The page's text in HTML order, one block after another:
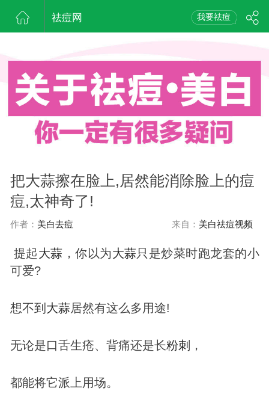
祛痘网 我要祛痘
把大蒜擦在脸上,居然能消除脸上的痘
痘,太神奇了!
作者： 美白去痘 来自： 美白祛痘视频
提起大蒜 ，你以为大蒜只是炒菜时跑龙套的小
可爱?
想不到 大蒜居然有这么多用途!
无论是口舌生疮、背痛还是长粉刺 ，
都能将它派上用场。